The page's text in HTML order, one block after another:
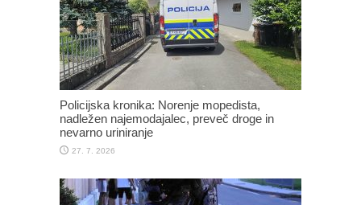
Policijska kronika: Norenje mopedista,
nadležen najemodajalec, preveč droge in
nevarno uriniranje
27. 7. 2026